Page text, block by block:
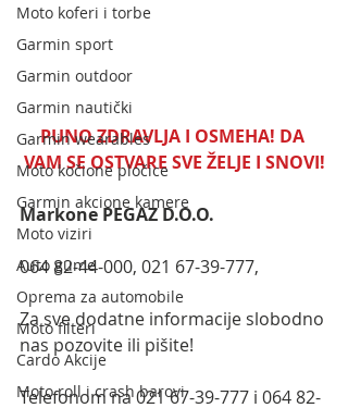
Moto koferi i torbe
Garmin sport
Garmin outdoor
Garmin nautički
Garmin wearables
Moto kočione pločice
Garmin akcione kamere
Moto viziri
Auto gume
Oprema za automobile
Moto filteri
Cardo Akcije
Moto roll i crash barovi
PUNO ZDRAVLJA I OSMEHA! DA
VAM SE OSTVARE SVE ŽELJE I SNOVI!
Markone PEGAZ D.O.O.
064 82-44-000, 021 67-39-777,
Za sve dodatne informacije slobodno
nas pozovite ili pišite!
Telefonom na 021 67-39-777 i 064 82-